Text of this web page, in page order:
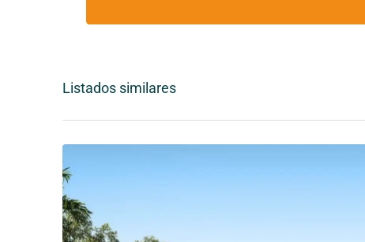
Listados similares